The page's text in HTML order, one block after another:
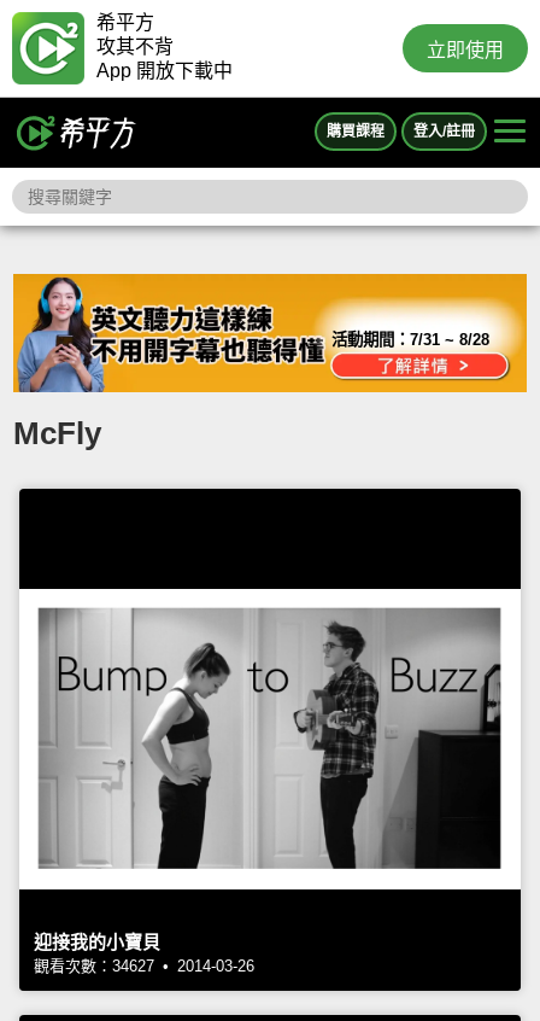
希平方
攻其不背
App 開放下載中
立即使用
購買課程 登入/註冊
活動期間：7/31 ~ 8/28
McFly
迎接我的小寶貝
觀看次數：34627 • 2014-03-26